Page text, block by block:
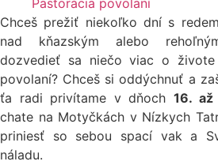
Pastorácia povolaní
Chceš prežiť niekoľko dní s
nad kňazským alebo
dozvedieť sa niečo viac o
povolaní? Chceš si oddýchnuť a
ťa radi privítame v dňoch 16. až
chate na Motyčkách v Nízkych
priniesť so sebou spací vak a
náladu.